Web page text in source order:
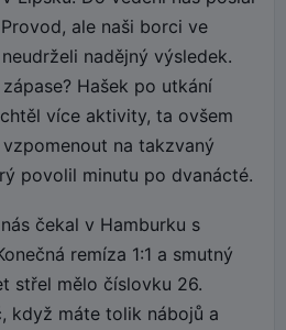
ale naši borci ve
nadějný výsledek.
Hašek po utkání
více aktivity, ta ovšem
na takzvaný
povolil minutu po dvanácté.
čekal v Hamburku s
remíza 1:1 a smutný
střel mělo číslovku 26.
když máte tolik nábojů a